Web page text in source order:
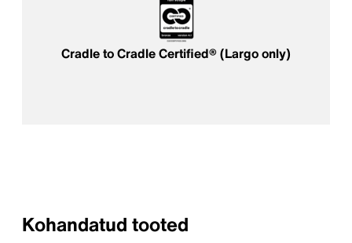
Cradle to Cradle Certified® (Largo only)
Kohandatud tooted